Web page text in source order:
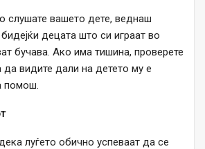
слушате вашето дете, веднаш
децата што си играат во
бучава. Ако има тишина, проверете
да видите дали на детето му е
помош.
луѓето обично успеваат да се